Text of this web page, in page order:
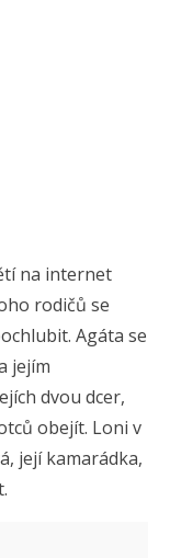
na internet
rodičů se
Agáta se
jejím
dvou dcer,
obejít. Loni v
její kamarádka,